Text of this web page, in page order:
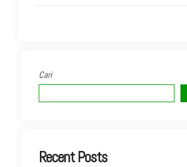
Cari
Recent Posts